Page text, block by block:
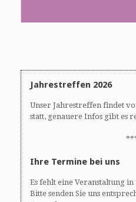
Jahrestreffen 2026
Unser Jahrestreffen findet
statt, genauere Infos gibt es
Ihre Termine bei uns
Es fehlt eine Veranstaltung
Bitte senden Sie uns